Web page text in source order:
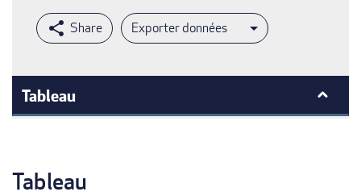
Exporter données
Tableau
Tableau